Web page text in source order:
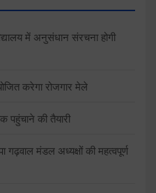
में अनुसंधान संरचना होगी
करेगा रोजगार मेले
पहुंचाने की तैयारी
गढ़वाल मंडल अध्यक्षों की महत्वपूर्ण